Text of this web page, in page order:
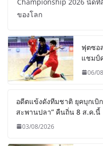
ของโลก
ฟุตซอ
แชมป์
06/
อดีตแข้งดังทีมชาติ ยุคบุกเบิ
สะพานปลา” คืนถิ่น 8 ส.ค.นี้
03/08/2026